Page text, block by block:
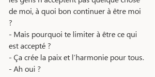
de moi, à quoi bon continuer à être moi
?
- Mais pourquoi te limiter à être ce qui
est accepté ?
- Ça crée la paix et l’harmonie pour tous.
- Ah oui ?